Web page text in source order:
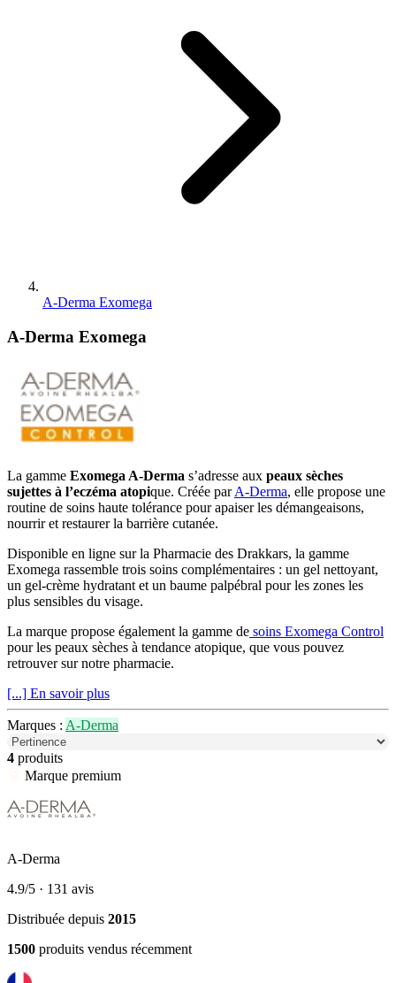
A-Derma Exomega
A-Derma Exomega
La gamme Exomega A-Derma s’adresse aux peaux sèches
sujettes à l’eczéma atopique. Créée parA-Derma, elle propose une
routine de soins haute tolérance pour apaiser les démangeaisons,
nourrir et restaurer la barrière cutanée.
Disponible en ligne sur la Pharmacie des Drakkars, la gamme
Exomega rassemble trois soins complémentaires : un gel nettoyant,
un gel-crème hydratant et un baume palpébral pour les zones les
plus sensibles du visage.
La marque propose également la gamme de soins Exomega Control
pour les peaux sèches à tendance atopique, que vous pouvez
retrouver sur notre pharmacie.
[...] En savoir plus
Marques : A-Derma
4 produits
Marque premium
A-Derma
4.9/5 · 131 avis
Distribuée depuis 2015
1500 produits vendus récemment